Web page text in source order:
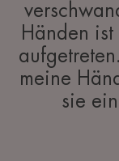
Händen
meine
sie